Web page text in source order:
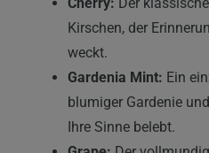
Cherry: Der
Kirschen, der
weckt.
Gardenia Mint: Ein
blumiger Gardenie
Ihre Sinne belebt.